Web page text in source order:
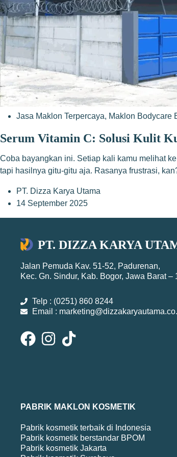
Jasa Maklon Terpercaya, Maklon Bodycare
Serum Vitamin C: Solusi Kulit
Coba bayangkan ini. Setiap kali kamu melihat
tapi hasilnya gitu-gitu aja. Rasanya frustrasi,
PT. Dizza Karya Utama
14 September 2025
PT. DIZZA KARYA
Jalan Pemuda Kav. 51-52, Padurenan,
Kec. Gn. Sindur, Kab. Bogor, Jawa Barat –
Telp : (0251) 860 8244
Email :
PABRIK MAKLON KOSMETIK
Pabrik kosmetik terbaik di Indonesia
Pabrik kosmetik berstandar BPOM
Pabrik kosmetik Jakarta